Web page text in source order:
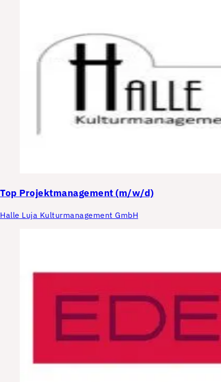
Top Projektmanagement (m/w/d)
Halle Luja Kulturmanagement GmbH